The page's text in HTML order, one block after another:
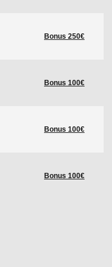
Bonus 250€
Bonus 100€
Bonus 100€
Bonus 100€